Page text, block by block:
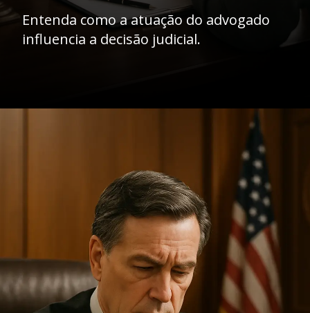
Entenda como a atuação do advogado
influencia a decisão judicial.